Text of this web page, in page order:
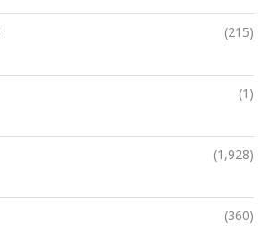
(215)
(1)
(1,928)
(360)